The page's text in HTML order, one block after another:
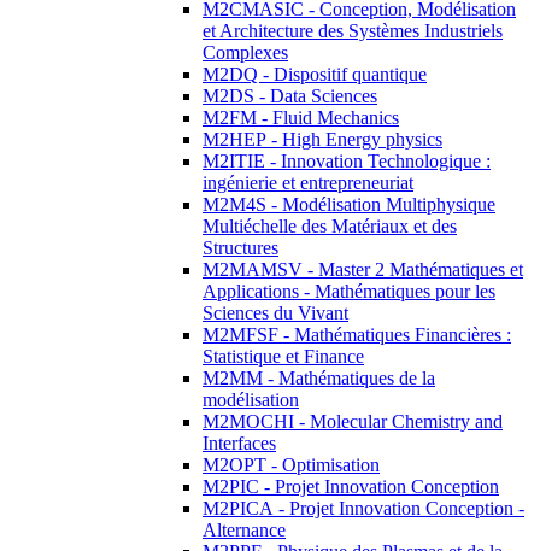
M2CMASIC - Conception, Modélisation
et Architecture des Systèmes Industriels
Complexes
M2DQ - Dispositif quantique
M2DS - Data Sciences
M2FM - Fluid Mechanics
M2HEP - High Energy physics
M2ITIE - Innovation Technologique :
ingénierie et entrepreneuriat
M2M4S - Modélisation Multiphysique
Multiéchelle des Matériaux et des
Structures
M2MAMSV - Master 2 Mathématiques et
Applications - Mathématiques pour les
Sciences du Vivant
M2MFSF - Mathématiques Financières :
Statistique et Finance
M2MM - Mathématiques de la
modélisation
M2MOCHI - Molecular Chemistry and
Interfaces
M2OPT - Optimisation
M2PIC - Projet Innovation Conception
M2PICA - Projet Innovation Conception -
Alternance